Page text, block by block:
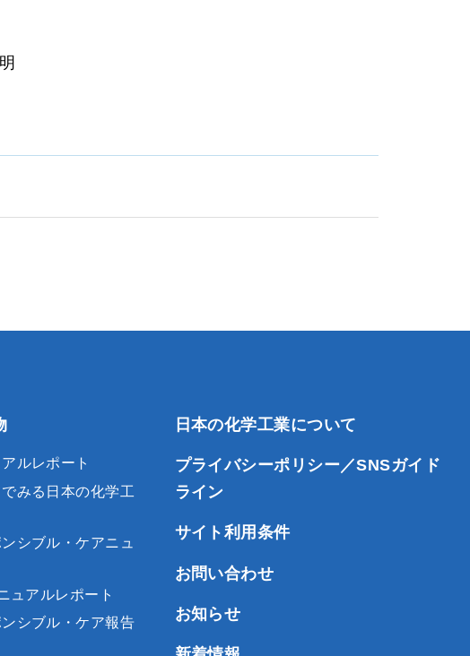
ルレポート
みる日本の化学工
シブル・ケアニュ
ュアルレポート
ンシブル・ケア報告
日本の化学工業について
プライバシーポリシー／SNSガイド
ライン
サイト利用条件
お問い合わせ
お知らせ